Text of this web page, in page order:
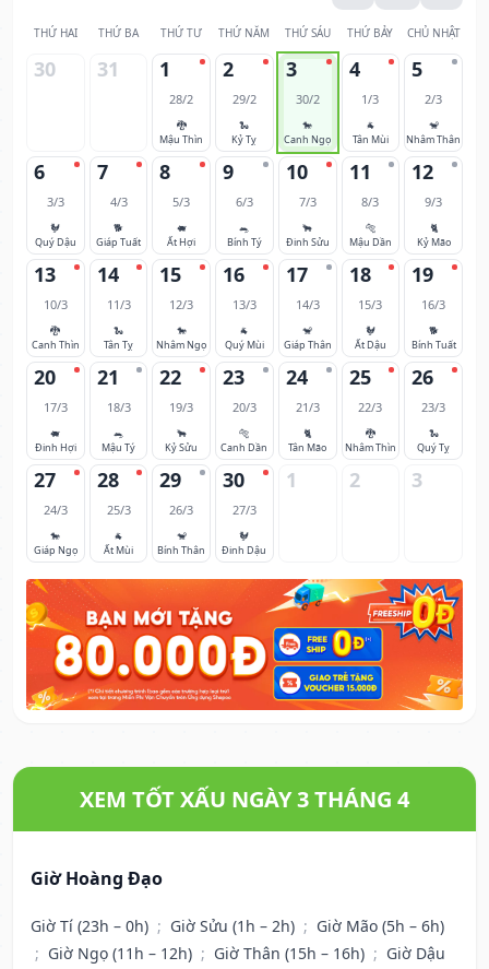
THỨ HAI THỨ BA THỨ TƯ THỨ NĂM THỨ SÁU THỨ BẢY CHỦ NHẬT
30 31 1
28/2
🐉
Mậu Thìn
2
29/2
🐍
Kỷ Tỵ
3
30/2
🐎
Canh Ngọ
4
1/3
🐐
Tân Mùi
5
2/3
🐒
Nhâm Thân
6
3/3
🐓
Quý Dậu
7
4/3
🐕
Giáp Tuất
8
5/3
🐖
Ất Hợi
9
6/3
🐀
Bính Tý
10
7/3
🐂
Đinh Sửu
11
8/3
🐅
Mậu Dần
12
9/3
🐈
Kỷ Mão
13
10/3
🐉
Canh Thìn
14
11/3
🐍
Tân Tỵ
15
12/3
🐎
Nhâm Ngọ
16
13/3
🐐
Quý Mùi
17
14/3
🐒
Giáp Thân
18
15/3
🐓
Ất Dậu
19
16/3
🐕
Bính Tuất
20
17/3
🐖
Đinh Hợi
21
18/3
🐀
Mậu Tý
22
19/3
🐂
Kỷ Sửu
23
20/3
🐅
Canh Dần
24
21/3
🐈
Tân Mão
25
22/3
🐉
Nhâm Thìn
26
23/3
🐍
Quý Tỵ
27
24/3
🐎
Giáp Ngọ
28
25/3
🐐
Ất Mùi
29
26/3
🐒
Bính Thân
30
27/3
🐓
Đinh Dậu
1 2 3
XEM TỐT XẤU NGÀY 3 THÁNG 4
Giờ Hoàng Đạo
Giờ Tí (23h – 0h) ; Giờ Sửu (1h – 2h) ; Giờ Mão (5h – 6h)
; Giờ Ngọ (11h – 12h) ; Giờ Thân (15h – 16h) ; Giờ Dậu